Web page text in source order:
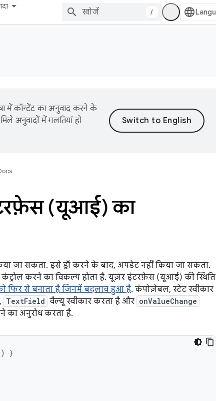
/
में कॉन्टेंट का अनुवाद करने के
अनुवादों में गलतियां हो
(यूआई) का
जा सकता. इसे ड्रॉ करने के बाद, अपडेट नहीं किया जा सकता.
करने का विकल्प होता है. यूज़र इंटरफ़ेस (यूआई) की स्थिति
फिर से बनाता है जिनमें बदलाव हुआ है. कंपोज़ेबल, स्टेट स्वीकार
TextField वैल्यू स्वीकार करता है और onValueChange
अनुरोध करता है.
)
}